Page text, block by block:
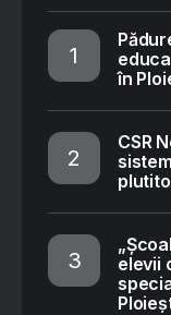
în
CSR
elevii